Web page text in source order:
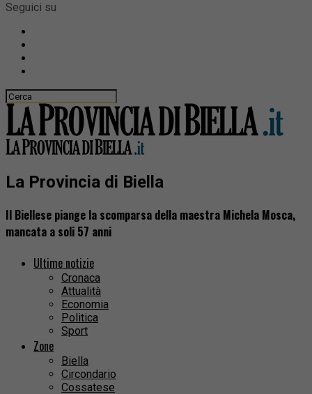
Seguici su
La Provincia di Biella
Il Biellese piange la scomparsa della maestra Michela Mosca,
mancata a soli 57 anni
Ultime notizie
Cronaca
Attualità
Economia
Politica
Sport
Zone
Biella
Circondario
Cossatese